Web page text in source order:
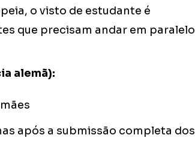
o visto de estudante é
que precisam andar em paralelo
alemã):
após a submissão completa dos